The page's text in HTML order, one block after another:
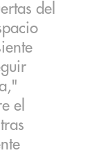
del
el